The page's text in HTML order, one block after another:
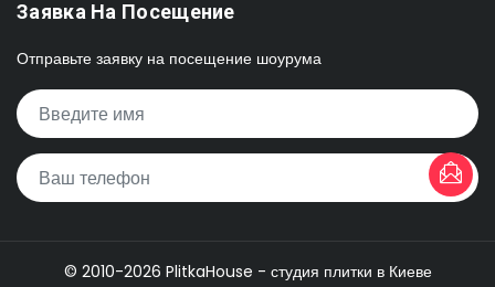
Заявка На Посещение
Отправьте заявку на посещение шоурума
© 2010-2026 PlitkaHouse - студия плитки в Киеве